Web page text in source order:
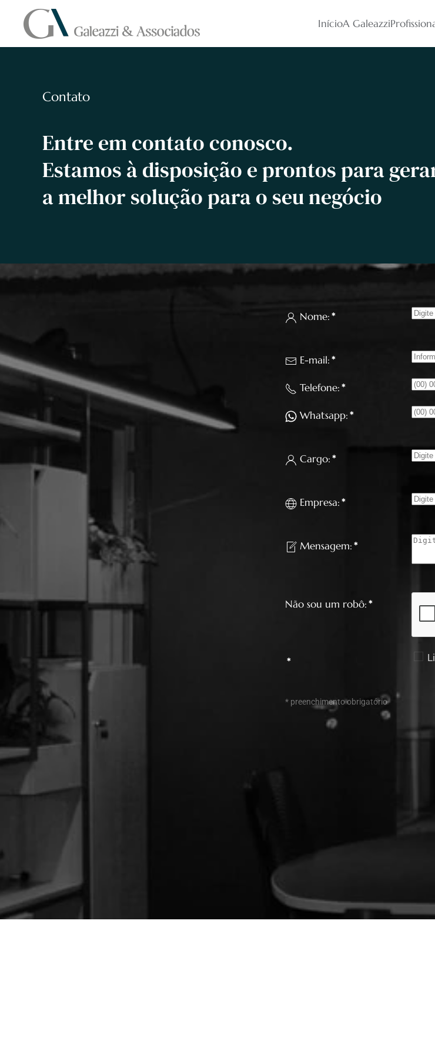
Skip to main content InícioA Galeazzi
Contato
Entre em contato conosco.
Estamos à disposição e prontos para
a melhor solução para o seu negócio
Nome:*
E-mail:*
Telefone:*
Whatsapp:*
Cargo:*
Empresa:*
Mensagem:*
Não sou um robô:*
*
* preenchimento obrigatório